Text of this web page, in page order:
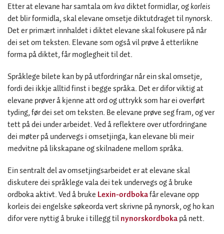
Etter at elevane har samtala omkvadiktet formidlar, ogkorleis
det blir formidla, skal elevane omsetje diktutdraget til nynorsk.
Det er primært innhaldet i diktet elevane skal fokusere på når
dei set om teksten. Elevane som også vil prøve å etterlikne
forma på diktet, får moglegheit til det.
Språklege bilete kan by på utfordringar når ein skal omsetje,
fordi dei ikkje alltid finst i begge språka. Det er difor viktig at
elevane prøver å kjenne att ord og uttrykk som har ei overført
tyding, før dei set om teksten. Be elevane prøve seg fram, og ver
tett på dei under arbeidet. Ved å reflektere over utfordringane
dei møter på undervegs i omsetjinga, kan elevane bli meir
medvitne på likskapane og skilnadene mellom språka.
Ein sentralt del av omsetjingsarbeidet er at elevane skal
diskutere dei språklege vala dei tek undervegs og å bruke
ordboka aktivt. Ved å bruke Lexin-ordbokafår elevane opp
korleis dei engelske søkeorda vert skrivne på nynorsk, og ho kan
difor vere nyttig å bruke i tillegg tilnynorskordbokapå nett.